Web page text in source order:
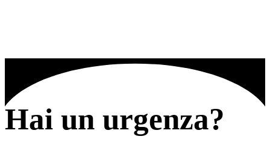
Hai un urgenza?